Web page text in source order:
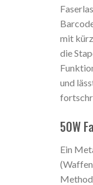
mit
die
und
50W
Ein